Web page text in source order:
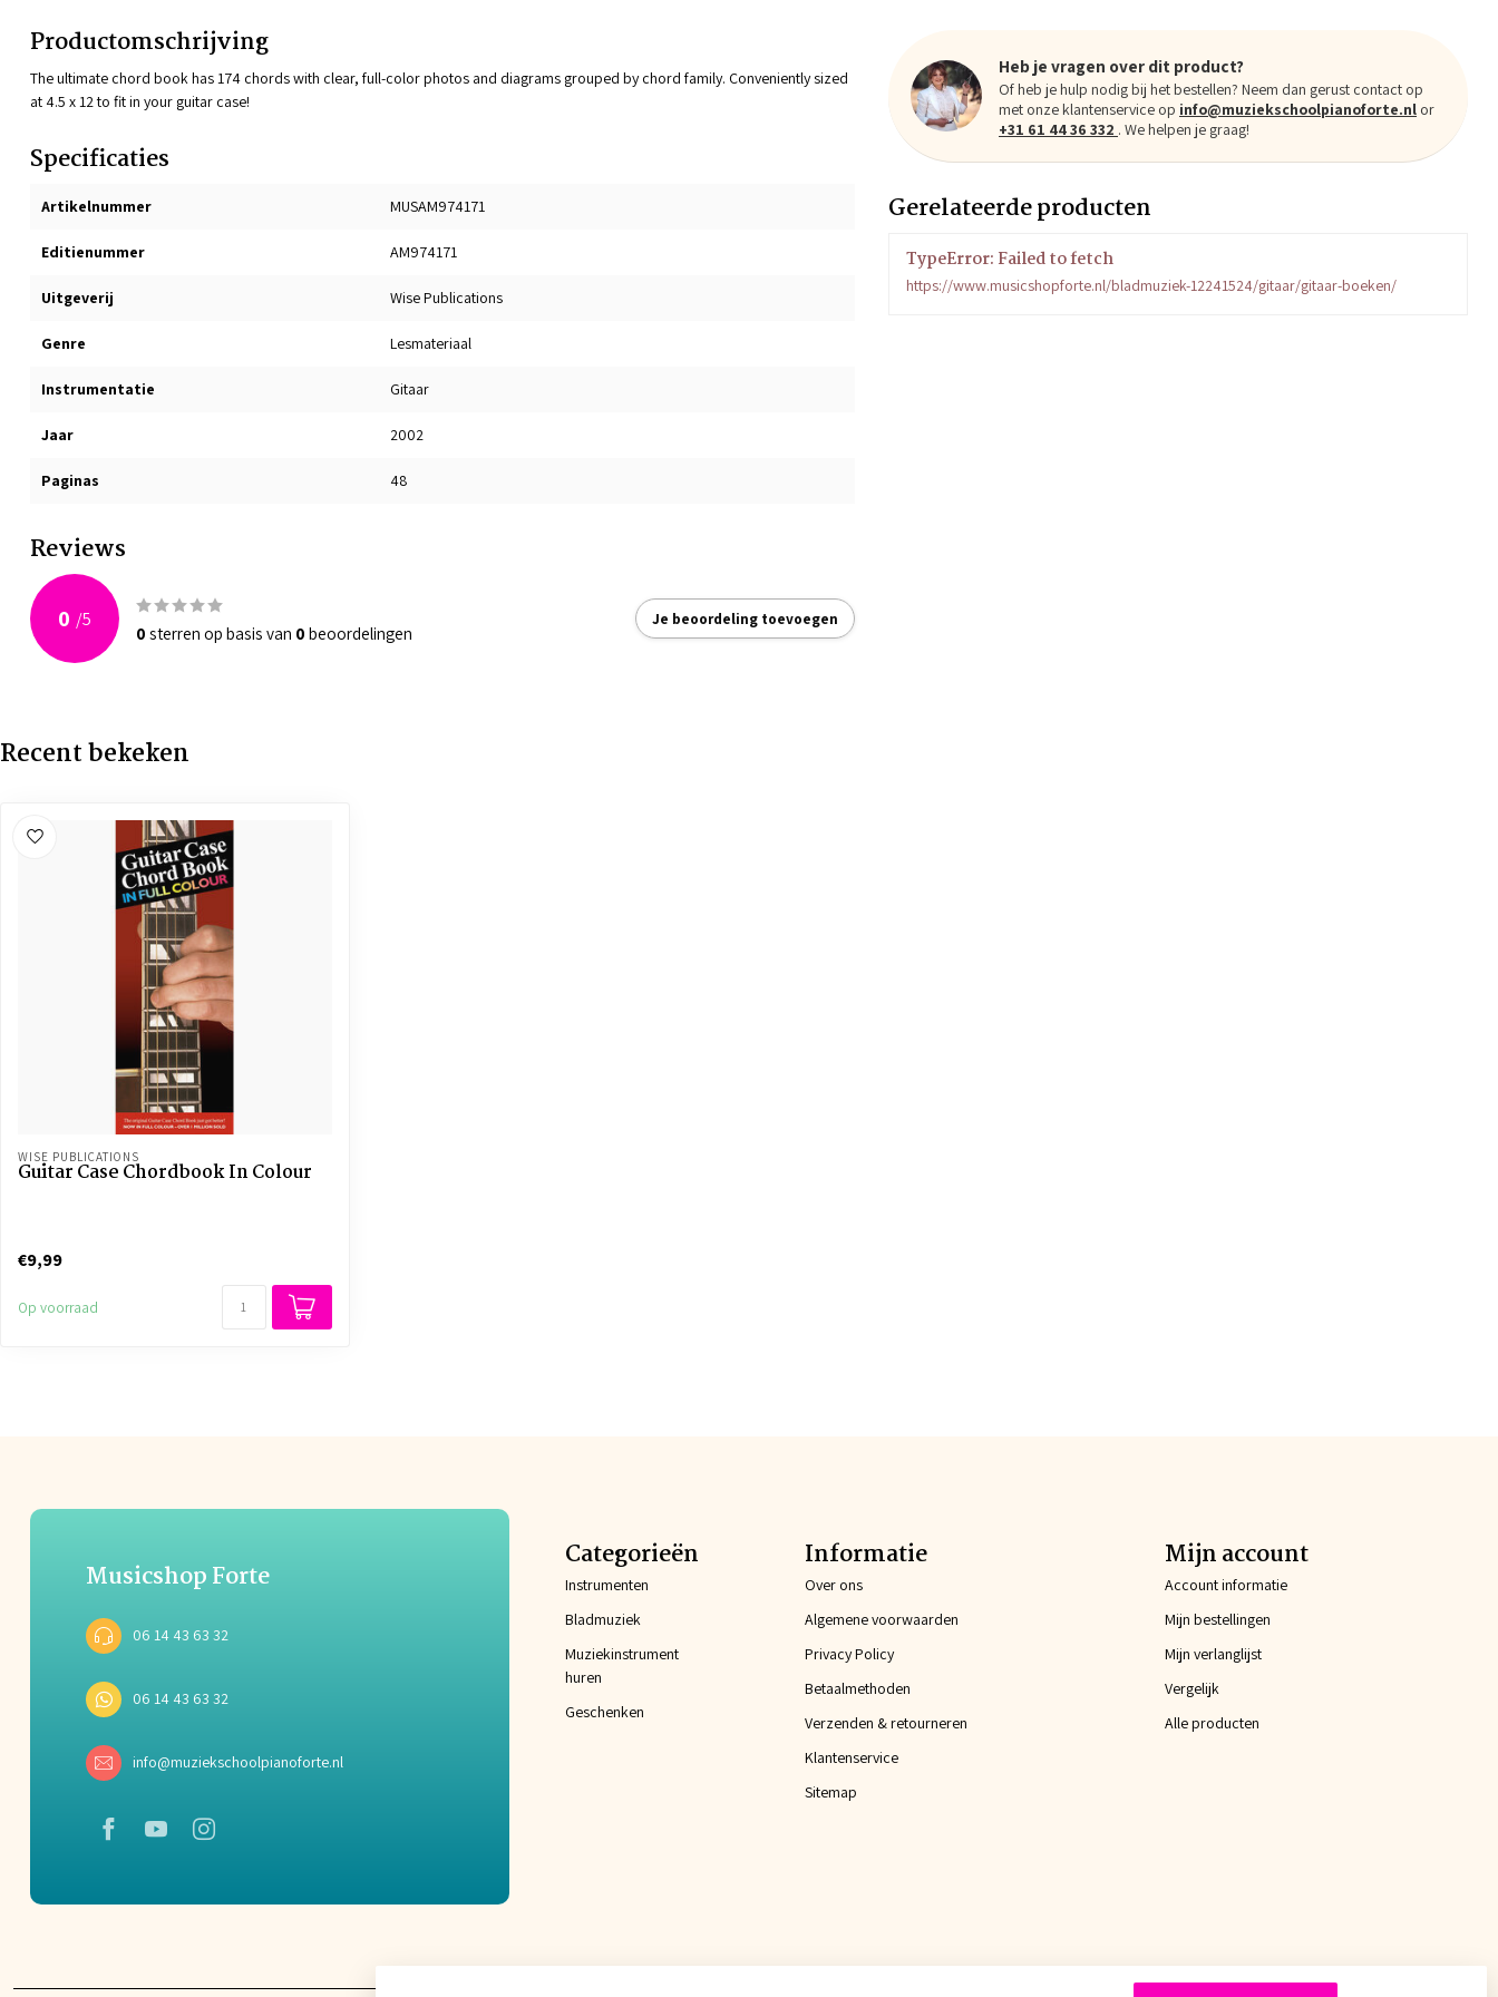
Productomschrijving
The ultimate chord book has 174 chords with clear, full-color photos and diagrams grouped by chord family. Conveniently sized
at 4.5 x 12 to fit in your guitar case!
Specificaties
Artikelnummer MUSAM974171
Editienummer AM974171
Uitgeverij Wise Publications
Genre Lesmateriaal
Instrumentatie Gitaar
Jaar 2002
Paginas 48
Reviews
0 /5
0 sterren op basis van 0 beoordelingen
Je beoordeling toevoegen
Heb je vragen over dit product?
Of heb je hulp nodig bij het bestellen? Neem dan gerust contact op
met onze klantenservice op info@muziekschoolpianoforte.nl or
+31 61 44 36 332 . We helpen je graag!
Gerelateerde producten
TypeError: Failed to fetch
https://www.musicshopforte.nl/bladmuziek-12241524/gitaar/gitaar-boeken/
Recent bekeken
WISE PUBLICATIONS
Guitar Case Chordbook In Colour
€9,99
Op voorraad
Musicshop Forte
06 14 43 63 32
06 14 43 63 32
info@muziekschoolpianoforte.nl
Categorieën
Instrumenten
Bladmuziek
Muziekinstrument
huren
Geschenken
Informatie
Over ons
Algemene voorwaarden
Privacy Policy
Betaalmethoden
Verzenden & retourneren
Klantenservice
Sitemap
Mijn account
Account informatie
Mijn bestellingen
Mijn verlanglijst
Vergelijk
Alle producten